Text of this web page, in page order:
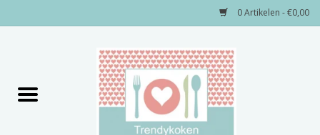
0 Artikelen - €0,00